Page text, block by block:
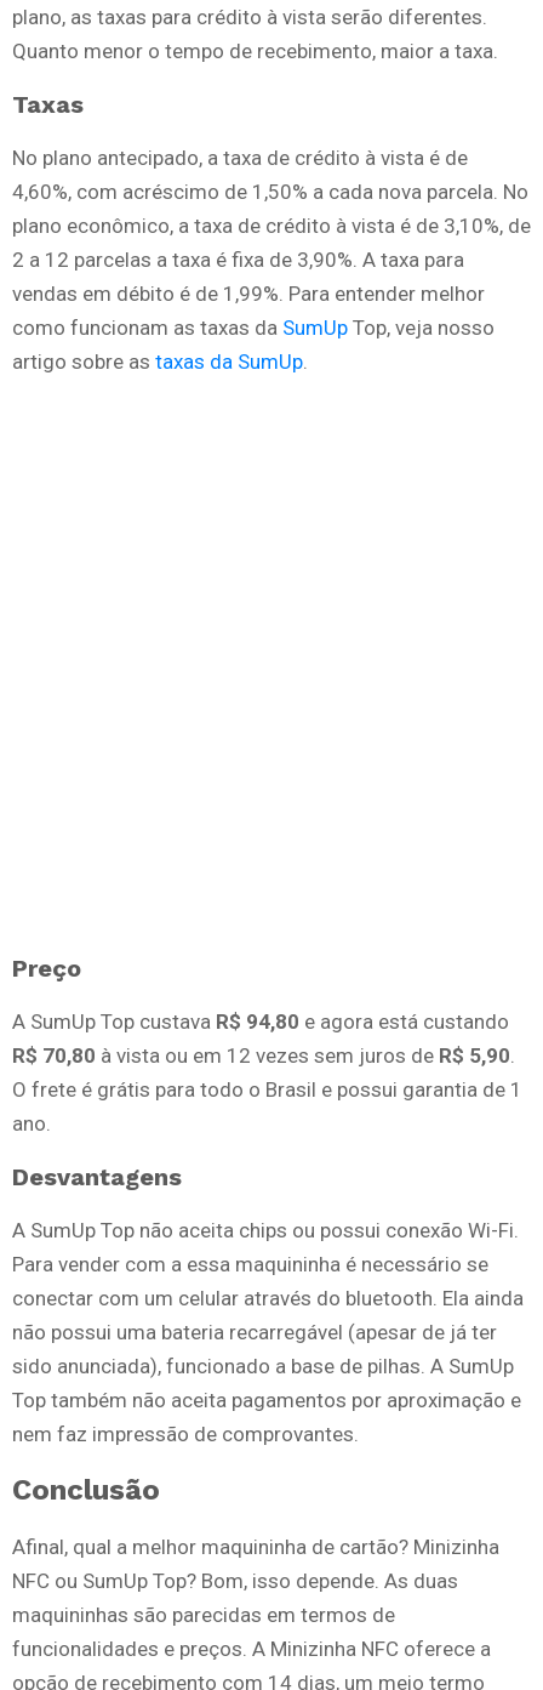
plano, as taxas para crédito à vista serão diferentes.
Quanto menor o tempo de recebimento, maior a taxa.
Taxas
No plano antecipado, a taxa de crédito à vista é de
4,60%, com acréscimo de 1,50% a cada nova parcela. No
plano econômico, a taxa de crédito à vista é de 3,10%, de
2 a 12 parcelas a taxa é fixa de 3,90%. A taxa para
vendas em débito é de 1,99%. Para entender melhor
como funcionam as taxas da SumUp Top, veja nosso
artigo sobre as taxas da SumUp.
Preço
A SumUp Top custava R$ 94,80 e agora está custando
R$ 70,80 à vista ou em 12 vezes sem juros de R$ 5,90.
O frete é grátis para todo o Brasil e possui garantia de 1
ano.
Desvantagens
A SumUp Top não aceita chips ou possui conexão Wi-Fi.
Para vender com a essa maquininha é necessário se
conectar com um celular através do bluetooth. Ela ainda
não possui uma bateria recarregável (apesar de já ter
sido anunciada), funcionado a base de pilhas. A SumUp
Top também não aceita pagamentos por aproximação e
nem faz impressão de comprovantes.
Conclusão
Afinal, qual a melhor maquininha de cartão? Minizinha
NFC ou SumUp Top? Bom, isso depende. As duas
maquininhas são parecidas em termos de
funcionalidades e preços. A Minizinha NFC oferece a
opção de recebimento com 14 dias, um meio termo